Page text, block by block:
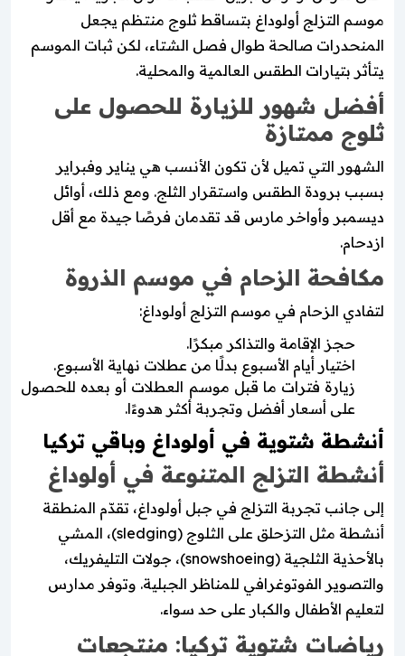
موسم التزلج أولوداغ بتساقط ثلوج منتظم يجعل
المنحدرات صالحة طوال فصل الشتاء، لكن ثبات الموسم
يتأثر بتيارات الطقس العالمية والمحلية.
أفضل شهور للزيارة للحصول على
ثلوج ممتازة
الشهور التي تميل لأن تكون الأنسب هي يناير وفبراير
بسبب برودة الطقس واستقرار الثلج. ومع ذلك، أوائل
ديسمبر وأواخر مارس قد تقدمان فرصًا جيدة مع أقل
ازدحام.
مكافحة الزحام في موسم الذروة
لتفادي الزحام في موسم التزلج أولوداغ:
حجز الإقامة والتذاكر مبكرًا.
اختيار أيام الأسبوع بدلًا من عطلات نهاية الأسبوع.
زيارة فترات ما قبل موسم العطلات أو بعده للحصول
على أسعار أفضل وتجربة أكثر هدوءًا.
أنشطة شتوية في أولوداغ وباقي تركيا
أنشطة التزلج المتنوعة في أولوداغ
إلى جانب تجربة التزلج في جبل أولوداغ، تقدّم المنطقة
أنشطة مثل التزحلق على الثلوج (sledging)، المشي
بالأحذية الثلجية (snowshoeing)، جولات التليفريك،
والتصوير الفوتوغرافي للمناظر الجبلية. وتوفر مدارس
لتعليم الأطفال والكبار على حد سواء.
رياضات شتوية تركيا: منتجعات